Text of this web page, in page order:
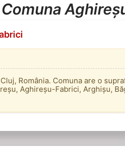
România. Comuna are o
Aghireșu-Fabrici, Arghișu,